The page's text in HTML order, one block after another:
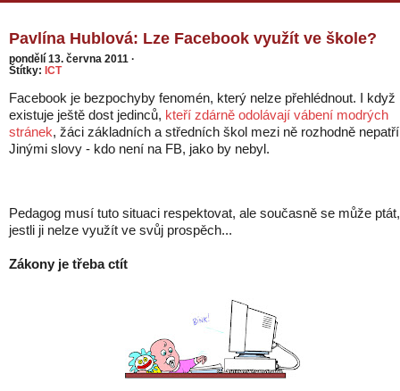
Pavlína Hublová: Lze Facebook využít ve škole?
pondělí 13. června 2011 ·
Štítky: ICT
Facebook je bezpochyby fenomén, který nelze přehlédnout. I když
existuje ještě dost jedinců, kteří zdárně odolávají vábení modrých
stránek, žáci základních a středních škol mezi ně rozhodně
Jinými slovy - kdo není na FB, jako by nebyl.
Pedagog musí tuto situaci respektovat, ale současně se může ptát,
jestli ji nelze využít ve svůj prospěch...
Zákony je třeba ctít